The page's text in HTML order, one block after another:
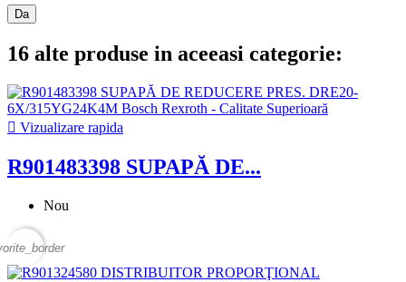
Da
16 alte produse in aceeasi categorie:
 Vizualizare rapida
R901483398 SUPAPĂ DE...
Nou